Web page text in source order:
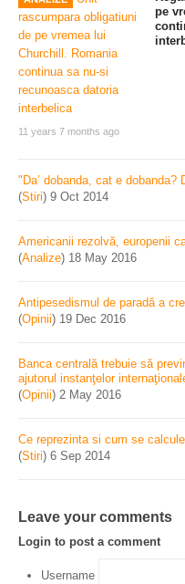
11 years 7 months ago
pe
"Da’ dobanda, cat e dobanda?
(Stiri) 9 Oct 2014
Americanii rezolvă, europenii
(Analize) 18 May 2016
Antipesedismul de paradă a
(Opinii) 19 Dec 2016
Banca centrală trebuie să
ajutorul instanţelor
(Opinii) 2 May 2016
Ce reprezinta si cum se
(Stiri) 6 Sep 2014
Leave your comments
Login to post a comment
Username